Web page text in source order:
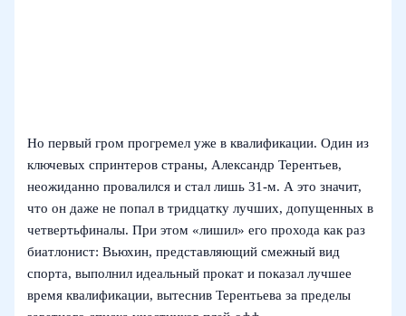
Но первый гром прогремел уже в квалификации. Один из
ключевых спринтеров страны, Александр Терентьев,
неожиданно провалился и стал лишь 31‑м. А это значит,
что он даже не попал в тридцатку лучших, допущенных в
четвертьфиналы. При этом «лишил» его прохода как раз
биатлонист: Вьюхин, представляющий смежный вид
спорта, выполнил идеальный прокат и показал лучшее
время квалификации, вытеснив Терентьева за пределы